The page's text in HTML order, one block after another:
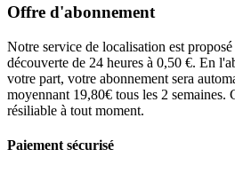
Offre d'abonnement
Notre service de localisation est
découverte de 24 heures à 0,50 €. En
votre part, votre abonnement sera
moyennant 19,80€ tous les 2 semaines.
résiliable à tout moment.
Paiement sécurisé